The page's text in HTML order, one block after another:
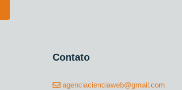
Contato
agenciacienciaweb@gmail.com